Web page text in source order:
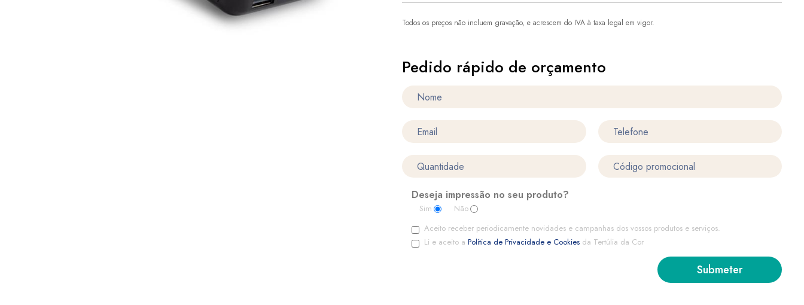
Todos os preços não incluem gravação, e acrescem do IVA à taxa legal em vigor.
Pedido rápido de orçamento
Deseja impressão no seu produto?
Sim
Não
Aceito receber periodicamente novidades e campanhas dos vossos produtos e serviços.
Li e aceito a Política de Privacidade e Cookies da Tertúlia da Cor